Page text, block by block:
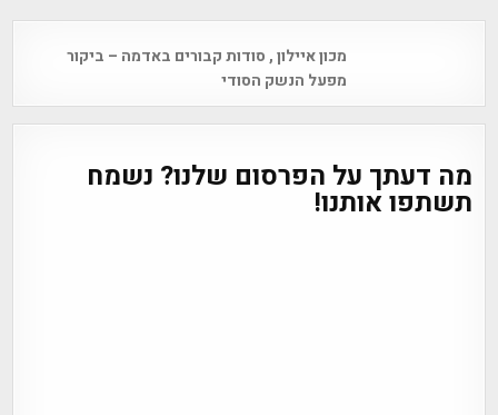
navigationמכון איילון , סודות קבורים באדמה – ביקור
מפעל הנשק הסודי
מה דעתך על הפרסום שלנו? נשמח
תשתפו אותנו!